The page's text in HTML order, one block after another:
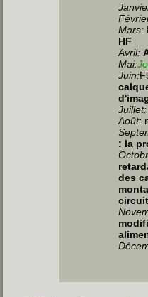
Mars:
HF
Avril:
Mai:
Juin:
Juillet:
Août:
: la
des